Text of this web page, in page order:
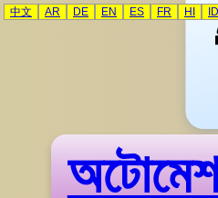
中文 AR DE EN ES FR HI ID